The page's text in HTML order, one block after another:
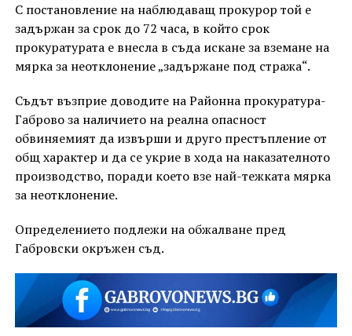
С постановление на наблюдаващ прокурор той е
задържан за срок до 72 часа, в който срок
прокуратурата е внесла в съда искане за вземане на
мярка за неотклонение „задържане под стража“.
Съдът възприе доводите на Районна прокуратура-
Габрово за наличието на реална опасност
обвиняемият да извърши и друго престъпление от
общ характер и да се укрие в хода на наказателното
производство, поради което взе най-тежката мярка
за неотклонение.
Определението подлежи на обжалване пред
Габровски окръжен съд.